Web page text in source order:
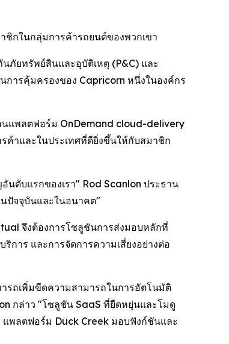
ชิกในกลุ่มการค้ารถยนต์ของพวกเขา
ภัยทรัพย์สินและอุบัติเหตุ (P&C) และ
การคุ้มครองของ Capricorn หนึ่งในองค์กร
นแพลตฟอร์ม OnDemand cloud-delivery
ค้าและในประเทศที่ดียิ่งขึ้นให้กับสมาชิก
นดับแรกของเรา" Rod Scanlon ประธาน
นปัจจุบันและในอนาคต"
จึงต้องการโซลูชันการส่งมอบหลักที่
าร และการจัดการความเสี่ยงอย่างต่อ
ารถเพิ่มขีดความสามารถในการอัตโนมัติ
กล่าว "โซลูชัน SaaS ที่ยืดหยุ่นและโมดู
แพลตฟอร์ม Duck Creek มอบฟังก์ชันและ